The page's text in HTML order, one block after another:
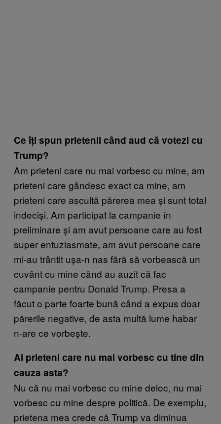
Ce îți spun prietenii când aud că votezi cu
Trump?
Am prieteni care nu mai vorbesc cu mine, am
prieteni care gândesc exact ca mine, am
prieteni care ascultă părerea mea și sunt total
indeciși. Am participat la campanie în
preliminare și am avut persoane care au fost
super entuziasmate, am avut persoane care
mi-au trântit ușa-n nas fără să vorbească un
cuvânt cu mine când au auzit că fac
campanie pentru Donald Trump. Presa a
făcut o parte foarte bună când a expus doar
părerile negative, de asta multă lume habar
n-are ce vorbește.
Ai prieteni care nu mai vorbesc cu tine din
cauza asta?
Nu că nu mai vorbesc cu mine deloc, nu mai
vorbesc cu mine despre politică. De exemplu,
prietena mea crede că Trump va diminua